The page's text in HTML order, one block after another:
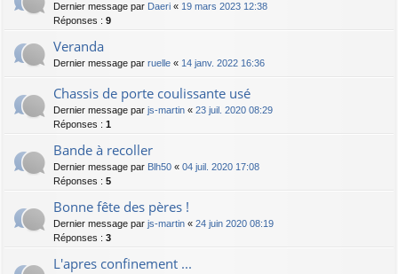
Dernier message par Daeri « 19 mars 2023 12:38
Réponses : 9
Veranda
Dernier message par ruelle « 14 janv. 2022 16:36
Chassis de porte coulissante usé
Dernier message par js-martin « 23 juil. 2020 08:29
Réponses : 1
Bande à recoller
Dernier message par Blh50 « 04 juil. 2020 17:08
Réponses : 5
Bonne fête des pères !
Dernier message par js-martin « 24 juin 2020 08:19
Réponses : 3
L'apres confinement ...